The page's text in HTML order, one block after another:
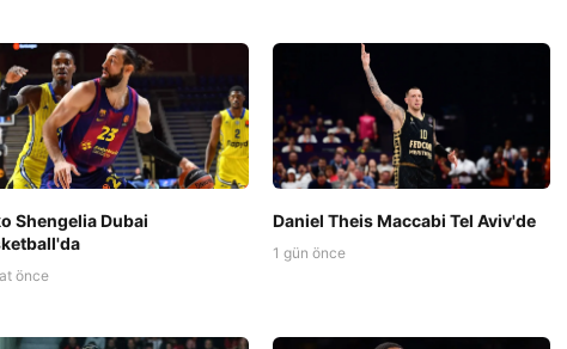
Shengelia Dubai
önce
Daniel Theis Maccabi Tel Aviv'de
1 gün önce